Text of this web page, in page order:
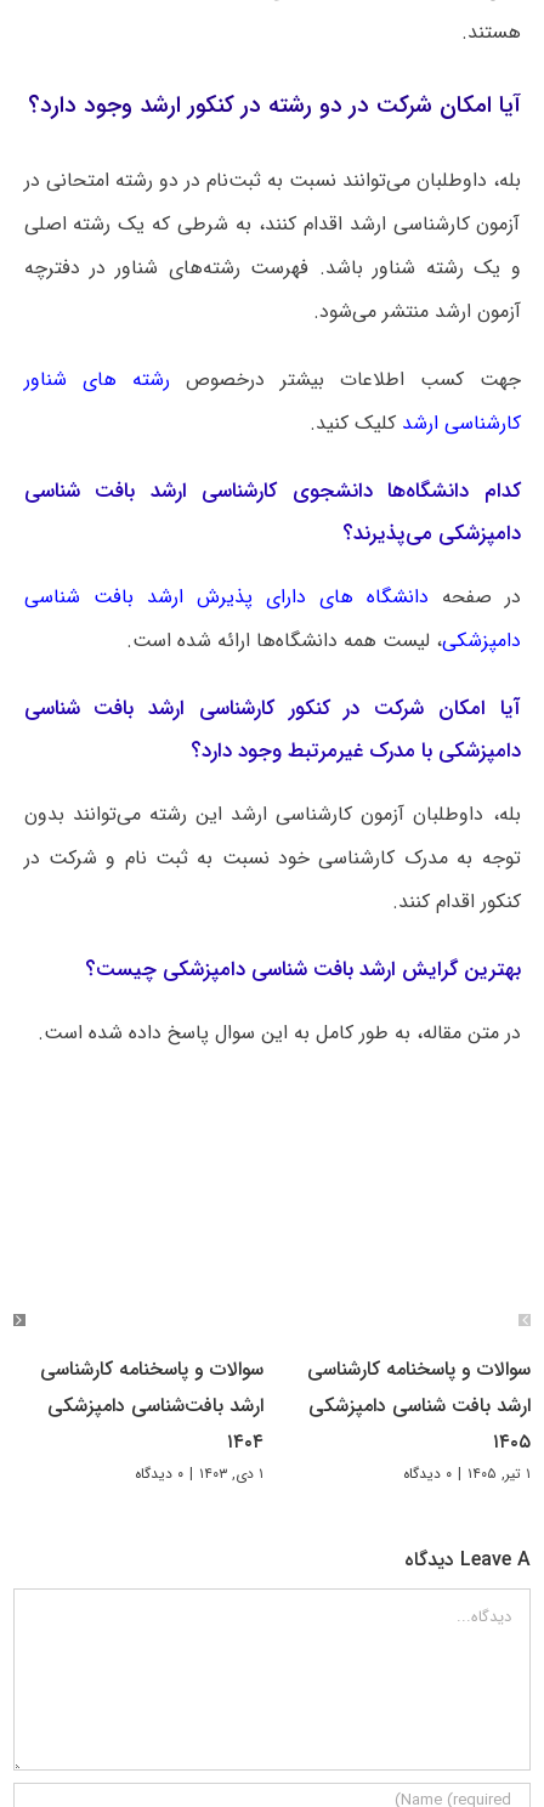
هستند.
آیا امکان شرکت در دو رشته در کنکور ارشد وجود دارد؟
بله، داوطلبان می‌توانند نسبت به ثبت‌نام در دو رشته امتحانی در
آزمون کارشناسی ارشد اقدام کنند، به شرطی که یک رشته اصلی
و یک رشته شناور باشد. فهرست رشته‌های شناور در دفترچه
آزمون ارشد منتشر می‌شود.
جهت کسب اطلاعات بیشتر درخصوص رشته های شناور
کارشناسی ارشد کلیک کنید.
کدام دانشگاه‌ها دانشجوی کارشناسی ارشد بافت‌ شناسی
دامپزشکی می‌پذیرند؟
در صفحه دانشگاه های دارای پذیرش ارشد بافت‌ شناسی
دامپزشکی، لیست همه دانشگاه‌ها ارائه شده است.
آیا امکان شرکت در کنکور کارشناسی ارشد بافت‌ شناسی
دامپزشکی با مدرک غیرمرتبط وجود دارد؟
بله، داوطلبان آزمون کارشناسی ارشد این رشته می‌توانند بدون
توجه به مدرک کارشناسی خود نسبت به ثبت نام و شرکت در
کنکور اقدام کنند.
بهترین گرایش ارشد بافت‌ شناسی دامپزشکی چیست؟
در متن مقاله، به طور کامل به این سوال پاسخ داده شده است.
سوالات و پاسخنامه کارشناسی
ارشد بافت شناسی دامپزشکی
۱۴۰۵
۱ تیر, ۱۴۰۵ | ۰ دیدگاه
سوالات و پاسخنامه کارشناسی
ارشد بافت‌شناسی دامپزشکی
۱۴۰۴
۱ دی, ۱۴۰۳ | ۰ دیدگاه
Leave A دیدگاه
دیدگاه